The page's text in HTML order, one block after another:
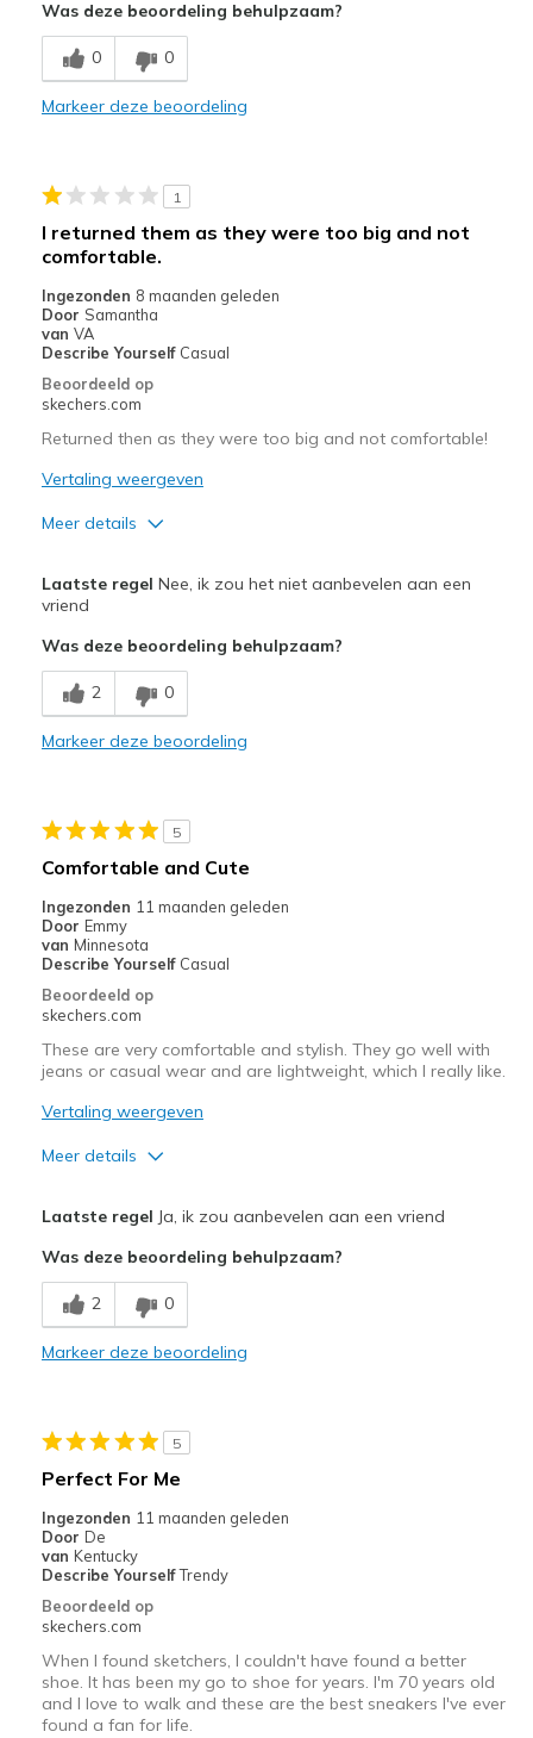
Comfortable
Minpunten
Wear Out Quickly
Casual Wear
Travel
Width
Feels true to width
Sizing
View On Shoes
Shoes are for Wearing
Was deze beoordeling behulpzaam?
0 0
Markeer deze beoordeling
1
I returned them as they were too big and not
comfortable.
Ingezonden 8 maanden geleden
Door Samantha
van VA
Describe Yourself Casual
Beoordeeld op
skechers.com
Returned then as they were too big and not comfortable!
Vertaling weergeven
Meer details
Poor Cushioning
Beste toepassingen
Casual Wear
Width
Feels true to width
Laatste regel Nee, ik zou het niet aanbevelen aan een
vriend
Was deze beoordeling behulpzaam?
2 0
Markeer deze beoordeling
5
Comfortable and Cute
Ingezonden 11 maanden geleden
Door Emmy
van Minnesota
Describe Yourself Casual
Beoordeeld op
skechers.com
These are very comfortable and stylish. They go well with
jeans or casual wear and are lightweight, which I really like.
Vertaling weergeven
Meer details
Comfortable
Stylish
View On Shoes
I'm Into Shoes
Laatste regel Ja, ik zou aanbevelen aan een vriend
Was deze beoordeling behulpzaam?
2 0
Markeer deze beoordeling
5
Perfect For Me
Ingezonden 11 maanden geleden
Door De
van Kentucky
Describe YourselfTrendy
Beoordeeld op
skechers.com
When I found sketchers, I couldn't have found a better
shoe. It has been my go to shoe for years. I'm 70 years old
and I love to walk and these are the best sneakers I've ever
found a fan for life.